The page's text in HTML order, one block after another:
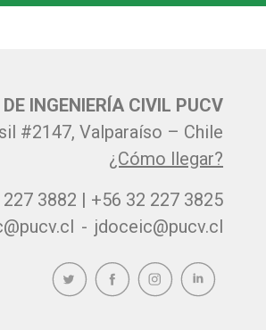
INGENIERÍA CIVIL PUCV
#2147, Valparaíso – Chile
¿Cómo llegar?
3882 | +56 32 227 3825
- jdoceic@pucv.cl